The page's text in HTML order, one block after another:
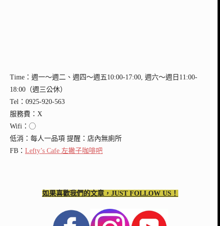
Time：週一～週二、週四～週五10:00-17:00, 週六～週日11:00-
18:00（週三公休）
Tel：0925-920-563
服務費：X
Wifi：◯
低消：每人一品項 提醒：店內無廁所
FB： Lefty’s Cafe 左撇子咖啡吧
如果喜歡我們的文章，JUST FOLLOW US！